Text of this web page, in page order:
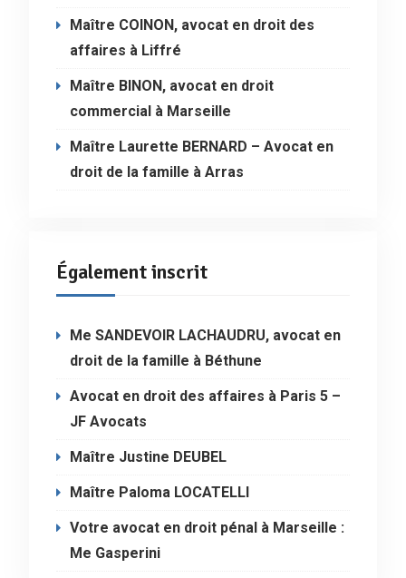
Maître COINON, avocat en droit des
affaires à Liffré
Maître BINON, avocat en droit
commercial à Marseille
Maître Laurette BERNARD – Avocat en
droit de la famille à Arras
Également inscrit
Me SANDEVOIR LACHAUDRU, avocat en
droit de la famille à Béthune
Avocat en droit des affaires à Paris 5 –
JF Avocats
Maître Justine DEUBEL
Maître Paloma LOCATELLI
Votre avocat en droit pénal à Marseille :
Me Gasperini